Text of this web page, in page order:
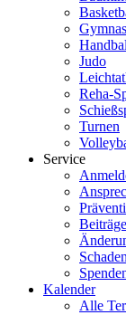
Judo
Reha-
Turnen
Service
Beiträge
Kalender
Alle